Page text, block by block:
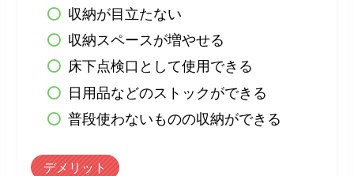
収納が目立たない
収納スペースが増やせる
床下点検口として使用できる
日用品などのストックができる
普段使わないものの収納ができる
デメリット